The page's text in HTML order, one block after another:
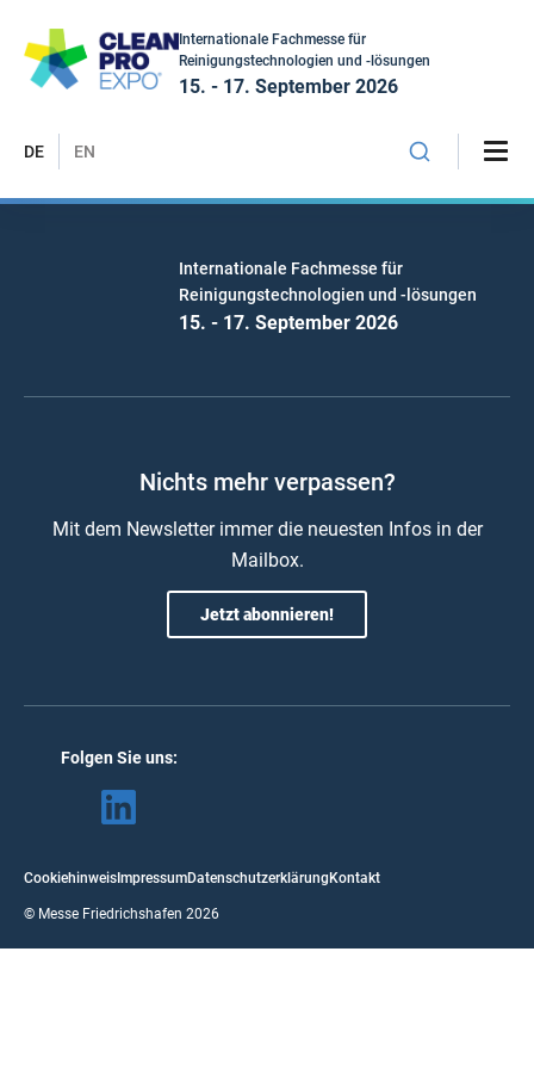
Internationale Fachmesse für
Reinigungstechnologien und -lösungen
15. - 17. September 2026
DE EN
Internationale Fachmesse für
Reinigungstechnologien und -lösungen
15. - 17. September 2026
Nichts mehr verpassen?
Mit dem Newsletter immer die neuesten Infos in der
Mailbox.
Jetzt abonnieren!
Folgen Sie uns:
Cookiehinweis ImpressumDatenschutzerklärung Kontakt
© Messe Friedrichshafen 2026